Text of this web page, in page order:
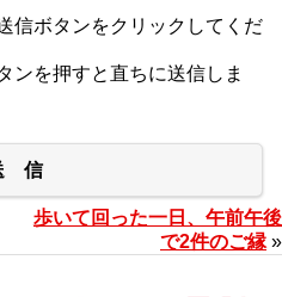
信ボタンをクリックしてくだ
ンを押すと直ちに送信しま
信
歩いて回った一日、午前午後
で2件のご縁 »